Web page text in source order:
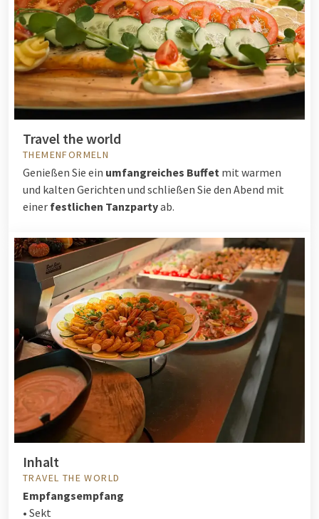
Travel the world
THEMENFORMELN
Genießen Sie ein umfangreiches Buffet mit warmen
und kalten Gerichten und schließen Sie den Abend mit
einer festlichen Tanzpartyab.
Inhalt
TRAVEL THE WORLD
Empfangsempfang
• Sekt